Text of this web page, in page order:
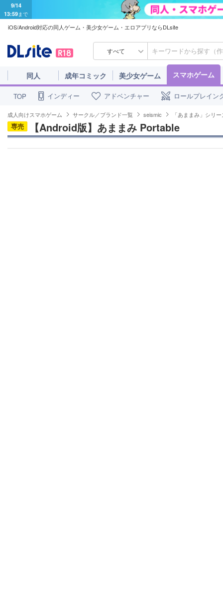
9/14
13:59まで
iOS/Android対応の同人ゲーム・美少女ゲーム・エロアプリならDLsite
すべて
同人 成年コミック 美少女ゲーム スマホゲーム
TOP インディー アドベンチャー ロールプレイン
成人向けスマホゲーム サークル／ブランド一覧 seismic 「あままみ」シリ
専売 【Android版】あままみ Portable